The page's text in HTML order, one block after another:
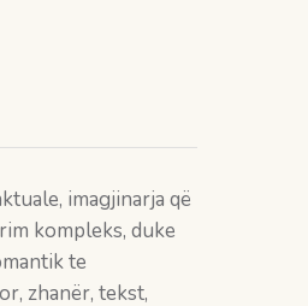
imagjinarja që
kompleks, duke
te
zhanër, tekst,